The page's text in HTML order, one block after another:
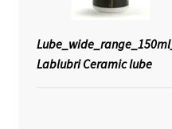
Lube_wide_range_150ml_
Lablubri Ceramic lube